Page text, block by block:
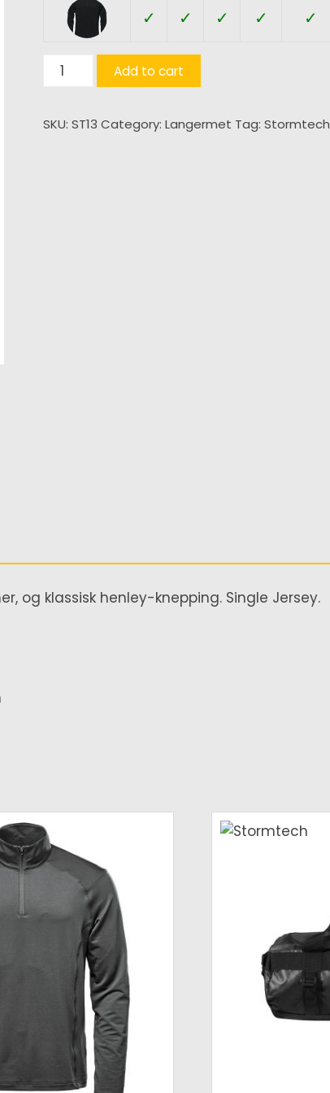
✓ ✓ ✓ ✓ ✓
Torcello
(H)
Add to cart
SKU:ST13 Category:Langermet Tag:Stormtech
og klassisk henley-knepping. Single Jersey.